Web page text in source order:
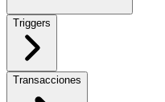
Triggers
Transacciones